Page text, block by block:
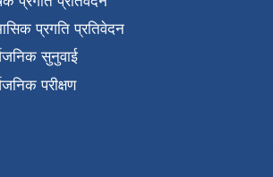
प्रगति प्रतिवेदन
सुनुवाई
परीक्षण